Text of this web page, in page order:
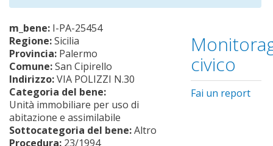
m_bene: I-PA-25454
Regione:Sicilia
Provincia: Palermo
Comune:San Cipirello
Indirizzo:VIA POLIZZI N.30
Categoria del bene:
Unità immobiliare per uso di
abitazione e assimilabile
Sottocategoria del bene:Altro
Procedura: 23/1994
civico
Fai un report